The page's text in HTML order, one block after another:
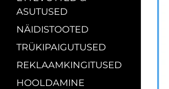
ASUTUSED
NÄIDISTOOTED
TRÜKIPAIGUTUSED
REKLAAMKINGITUSED
HOOLDAMINE